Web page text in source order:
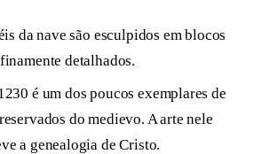
da nave são esculpidos em blocos
detalhados.
é um dos poucos exemplares de
do medievo. A arte nele
a genealogia de Cristo.